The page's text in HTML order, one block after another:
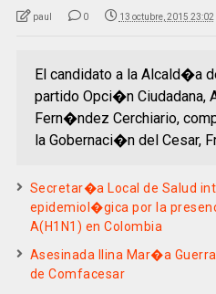
paul 0 13 octubre, 2015 23:02
El candidato a la Alcald�a
partido Opci�n Ciudadana,
Fern�ndez Cerchiario,
la Gobernaci�n del Cesar,
Secretar�a Local de Salud
epidemiol�gica por la
A(H1N1) en Colombia
Asesinada Ilina Mar�a
de Comfacesar